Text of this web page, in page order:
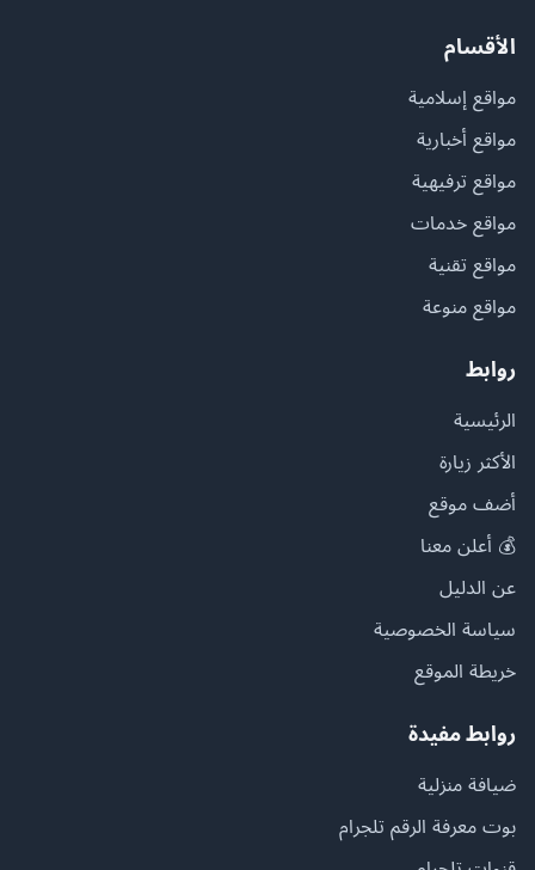
الأقسام
مواقع إسلامية
مواقع أخبارية
مواقع ترفيهية
مواقع خدمات
مواقع تقنية
مواقع منوعة
روابط
الرئيسية
الأكثر زيارة
أضف موقع
💰 أعلن معنا
عن الدليل
سياسة الخصوصية
خريطة الموقع
روابط مفيدة
ضيافة منزلية
بوت معرفة الرقم تلجرام